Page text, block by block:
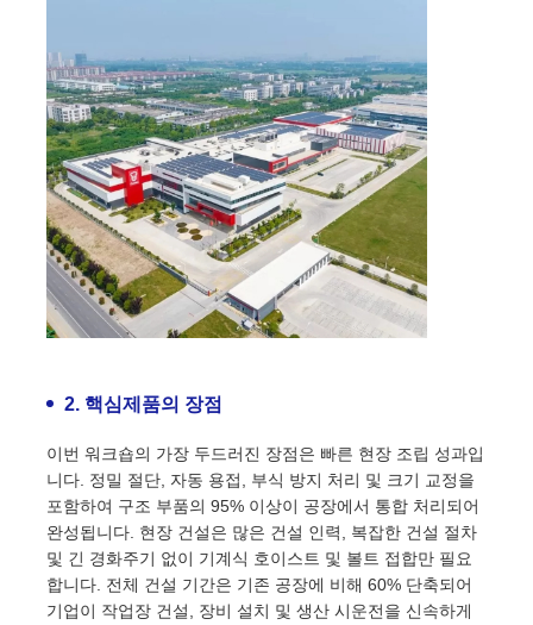
조립식 강철 구조
강철 구조 창고
철강 구조 워크숍
강철 구조 빌딩
철골 구조물 제작
강철 건축 자재
2. 핵심제품의 장점
이번 워크숍의 가장 두드러진 장점은 빠른 현장 조립 성과입
니다. 정밀 절단, 자동 용접, 부식 방지 처리 및 크기 교정을
포함하여 구조 부품의 95% 이상이 공장에서 통합 처리되어
완성됩니다. 현장 건설은 많은 건설 인력, 복잡한 건설 절차
및 긴 경화주기 없이 기계식 호이스트 및 볼트 접합만 필요
합니다. 전체 건설 기간은 기존 공장에 비해 60% 단축되어
기업이 작업장 건설, 장비 설치 및 생산 시운전을 신속하게